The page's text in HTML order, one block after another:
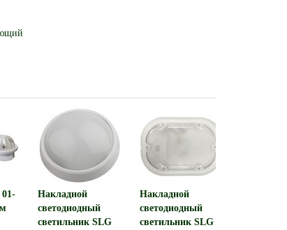
Накладной
светодиодный
светильник SLG
Накладной
светодиодный
светильник SLG